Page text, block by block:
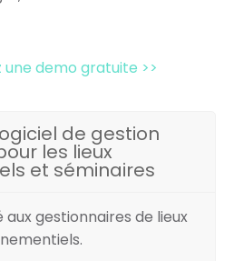
une demo gratuite >>
de gestion
les lieux
et séminaires
aux gestionnaires de lieux